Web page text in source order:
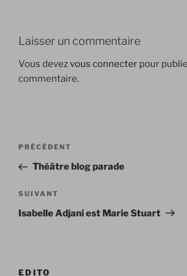
Laisser un commentaire
Vous devezvous connecter pour
commentaire.
Navigation
l’article
Article
précédent
PRÉCÉDENT
Théâtre blog parade
Article
suivant
SUIVANT
Isabelle Adjani est Marie Stuart
EDITO